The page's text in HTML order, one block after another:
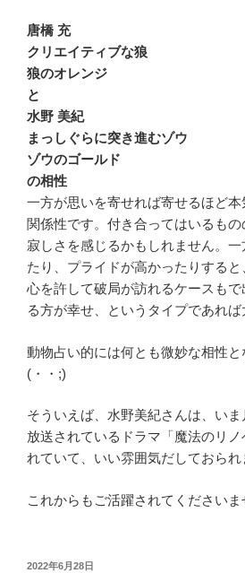
唐橋 充
クリエイティブな狼
狼のオレンジ
と
水野 美紀
まっしぐらに突き進むゾウ
ゾウのゴールド
の相性
一方が思いを寄せれば寄せるほど
関係性です。付き合ってはいるも
寂しさを感じるかもしれません。
たり、プライドが高かったりする
心を許して破局が訪れるケースも
る方が幸せ、というタイプであれば
動物占い的には何とも微妙な相性
(・・;)
そういえば、水野美紀さんは、い
放送されているドラマ「魔法のリ
れていて、いい雰囲気だしておられ
これからもご活躍されてくださいま
投
2022年6月28日